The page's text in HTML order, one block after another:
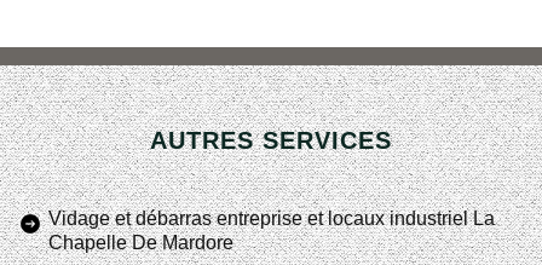
AUTRES SERVICES
Vidage et débarras entreprise et locaux industriel La
Chapelle De Mardore